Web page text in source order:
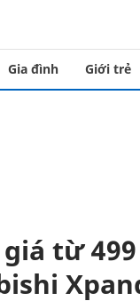
Gia đình Giới trẻ
giá từ